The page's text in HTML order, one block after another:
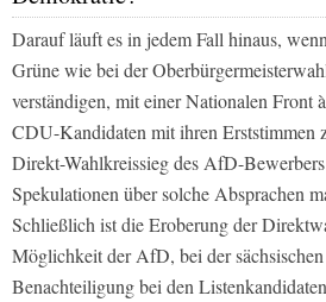
Darauf läuft es in jedem Fall hinaus,
Grüne wie bei der
verständigen, mit einer Nationalen Front
CDU-Kandidaten mit ihren Erststimmen
Direkt-Wahlkreissieg des AfD-
Spekulationen über solche Absprachen
Schließlich ist die Eroberung der
Möglichkeit der AfD, bei der
Benachteiligung bei den